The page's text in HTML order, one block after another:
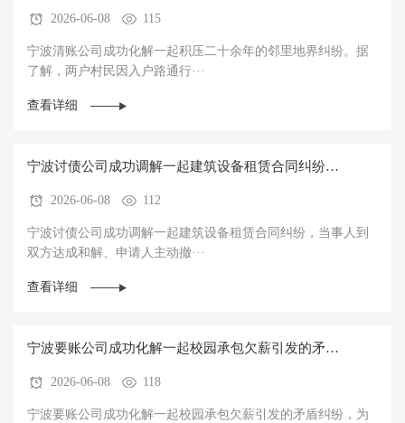
纠纷2026-06-08 115
宁波清账公司成功化解一起积压二十余年的邻里地界纠纷。据
了解，两户村民因入户路通行···
查看详细
宁波讨债公司成功调解一起建筑设备租赁合同纠纷，
当事人到双方达成和解、申请人主动撤诉
2026-06-08 112
宁波讨债公司成功调解一起建筑设备租赁合同纠纷，当事人到
双方达成和解、申请人主动撤···
查看详细
宁波要账公司成功化解一起校园承包欠薪引发的矛盾
纠纷，为张某追回14万元的经营费用
2026-06-08 118
宁波要账公司成功化解一起校园承包欠薪引发的矛盾纠纷，为